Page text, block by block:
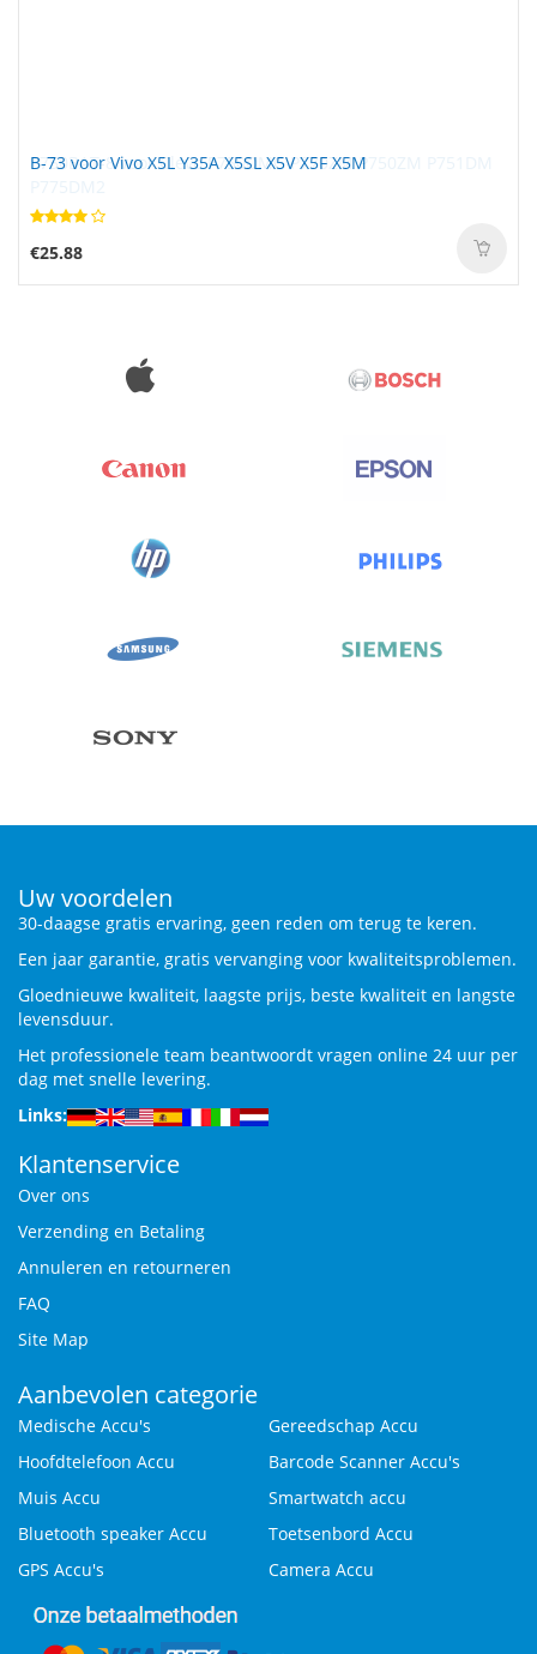
B-73 voor Vivo X5L Y35A X5SL X5V X5F X5M
€25.88
Uw voordelen
30-daagse gratis ervaring, geen reden om terug te keren.
Een jaar garantie, gratis vervanging voor kwaliteitsproblemen.
Gloednieuwe kwaliteit, laagste prijs, beste kwaliteit en langste
levensduur.
Het professionele team beantwoordt vragen online 24 uur per
dag met snelle levering.
Links:
Klantenservice
Over ons
Verzending en Betaling
Annuleren en retourneren
FAQ
Site Map
Aanbevolen categorie
Medische Accu's
Gereedschap Accu
Hoofdtelefoon Accu
Barcode Scanner Accu's
Muis Accu
Smartwatch accu
Bluetooth speaker Accu
Toetsenbord Accu
GPS Accu's
Camera Accu